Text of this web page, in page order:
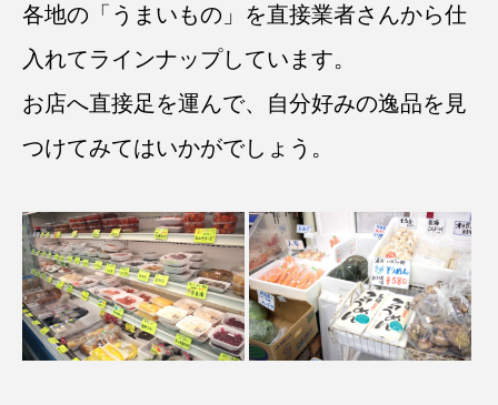
各地の「うまいもの」を直接業者さんから仕
入れてラインナップしています。
お店へ直接足を運んで、自分好みの逸品を見
つけてみてはいかがでしょう。